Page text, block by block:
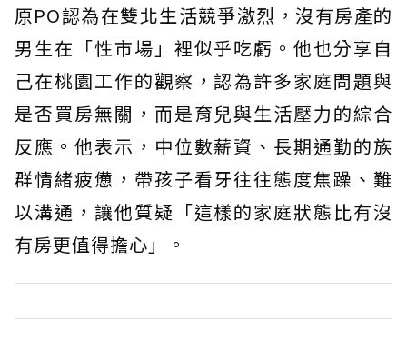
原PO認為在雙北生活競爭激烈，沒有房產的
男生在「性市場」裡似乎吃虧。他也分享自
己在桃園工作的觀察，認為許多家庭問題與
是否買房無關，而是育兒與生活壓力的綜合
反應。他表示，中位數薪資、長期通勤的族
群情緒疲憊，帶孩子看牙往往態度焦躁、難
以溝通，讓他質疑「這樣的家庭狀態比有沒
有房更值得擔心」。